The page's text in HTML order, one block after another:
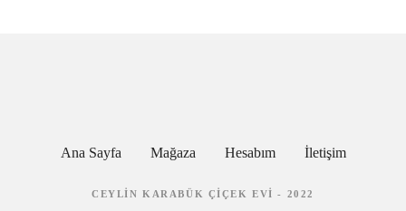
Ana Sayfa Mağaza Hesabım İletişim
CEYLIN KARABÜK ÇIÇEK EVI - 2022